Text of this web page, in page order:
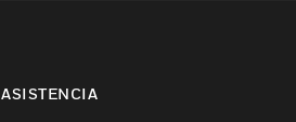
ASISTENCIA